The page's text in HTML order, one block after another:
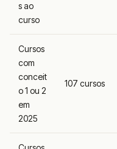
s ao
curso
Cursos
com
conceit
o 1 ou 2
em
2025
107 cursos